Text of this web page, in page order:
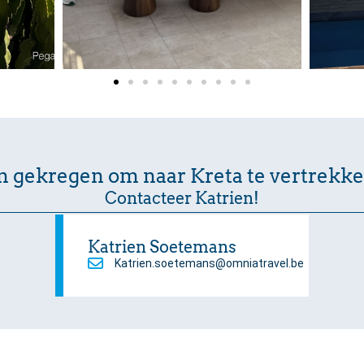
gekregen om naar Kreta te
Contacteer Katrien!
Katrien Soetemans
Katrien.soetemans@omniatravel.be